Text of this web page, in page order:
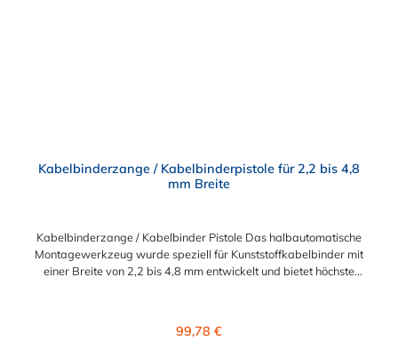
Kabelbinderzange / Kabelbinderpistole für 2,2 bis 4,8
mm Breite
Kabelbinderzange / Kabelbinder Pistole Das halbautomatische
Montagewerkzeug wurde speziell für Kunststoffkabelbinder mit
einer Breite von 2,2 bis 4,8 mm entwickelt und bietet höchste
Regulärer Preis:
99,78 €